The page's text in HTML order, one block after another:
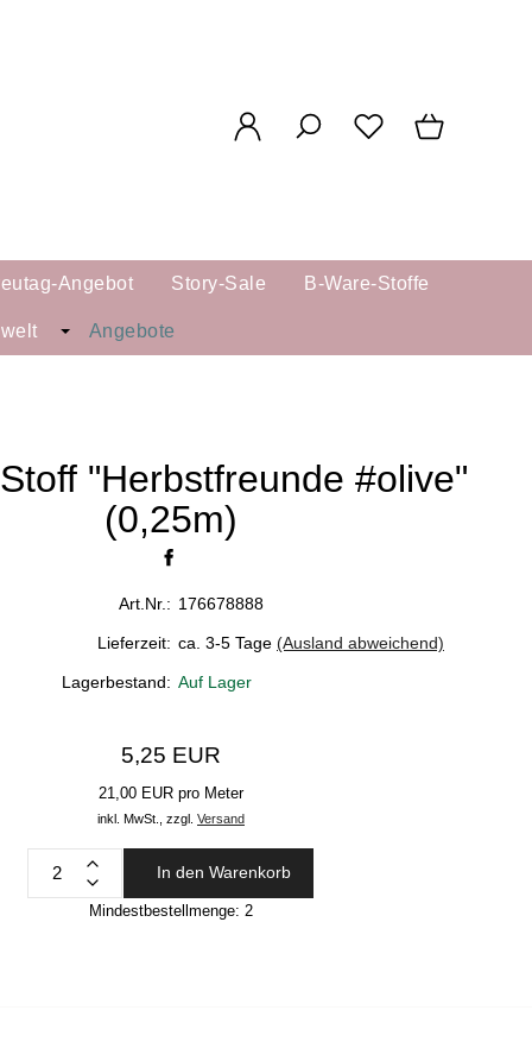
Angebot Story-Sale B-Ware-Stoffe
Angebote
"Herbstfreunde #olive"
(0,25m)
Art.Nr.: 176678888
Lieferzeit: ca. 3-5 Tage (Ausland abweichend)
Lagerbestand: Auf Lager
5,25 EUR
21,00 EUR pro Meter
inkl. MwSt., zzgl. Versand
In den Warenkorb
Mindestbestellmenge: 2